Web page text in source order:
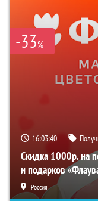
-33%
16:03:40
Скидка 1000р. на
и подарков
Россия